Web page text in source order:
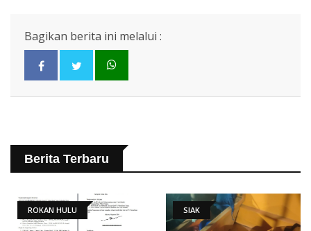
Bagikan berita ini melalui :
Berita Terbaru
ROKAN HULU SIAK